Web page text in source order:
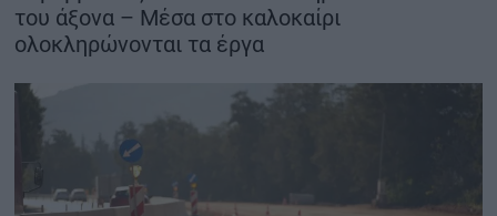
ΨΗΦΙΑΚΟΣ ΚΟΣΜΟΣ
ΟΙΚΟΝΟΜΙΑ - ΕΠΙΧΕΙΡΗΣΕΙΣ
MY PROPERTY
του άξονα – Μέσα στο καλοκαίρι
ολοκληρώνονται τα έργα